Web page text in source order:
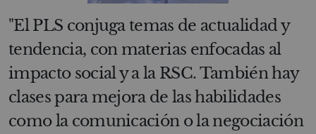
"El PLS conjuga temas de actualidad y
tendencia, con materias enfocadas al
impacto social y a la RSC. También hay
clases para mejora de las habilidades
como la comunicación o la negociación